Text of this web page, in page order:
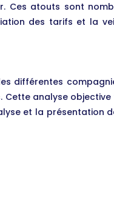
Ces atouts sont
des tarifs et la
différentes
analyse
et la présentation